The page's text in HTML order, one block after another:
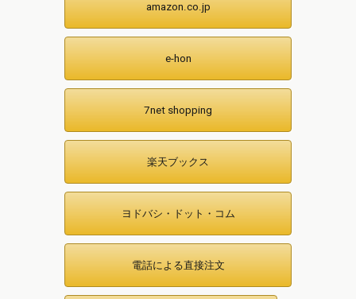
amazon.co.jp
e-hon
7net shopping
楽天ブックス
ヨドバシ・ドット・コム
電話による直接注文